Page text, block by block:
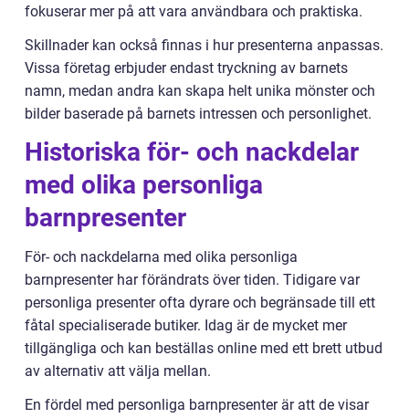
fokuserar mer på att vara användbara och praktiska.
Skillnader kan också finnas i hur presenterna anpassas.
Vissa företag erbjuder endast tryckning av barnets
namn, medan andra kan skapa helt unika mönster och
bilder baserade på barnets intressen och personlighet.
Historiska för- och nackdelar
med olika personliga
barnpresenter
För- och nackdelarna med olika personliga
barnpresenter har förändrats över tiden. Tidigare var
personliga presenter ofta dyrare och begränsade till ett
fåtal specialiserade butiker. Idag är de mycket mer
tillgängliga och kan beställas online med ett brett utbud
av alternativ att välja mellan.
En fördel med personliga barnpresenter är att de visar